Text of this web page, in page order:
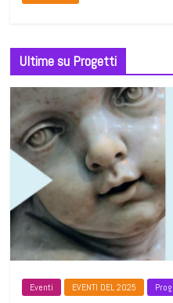
Ultime su Progetti
Eventi EVENTI DEL 2025